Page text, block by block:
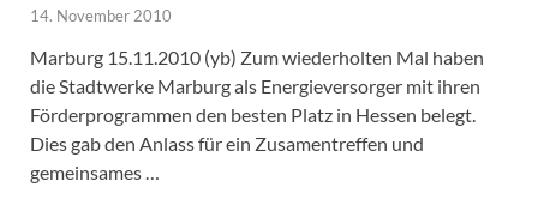
14. November 2010
Marburg 15.11.2010 (yb) Zum wiederholten Mal haben
die Stadtwerke Marburg als Energieversorger mit ihren
Förderprogrammen den besten Platz in Hessen belegt.
Dies gab den Anlass für ein Zusamentreffen und
gemeinsames …